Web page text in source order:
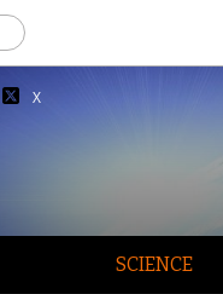
X
SCIENCE